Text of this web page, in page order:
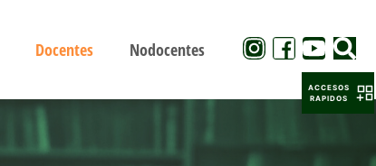
Docentes Nodocentes
ACCESOS
RAPIDOS